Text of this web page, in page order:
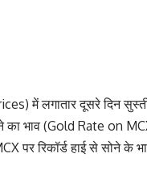
में लगातार दूसरे दिन सुस्ती
का भाव (Gold Rate on
पर रिकॉर्ड हाई से सोने